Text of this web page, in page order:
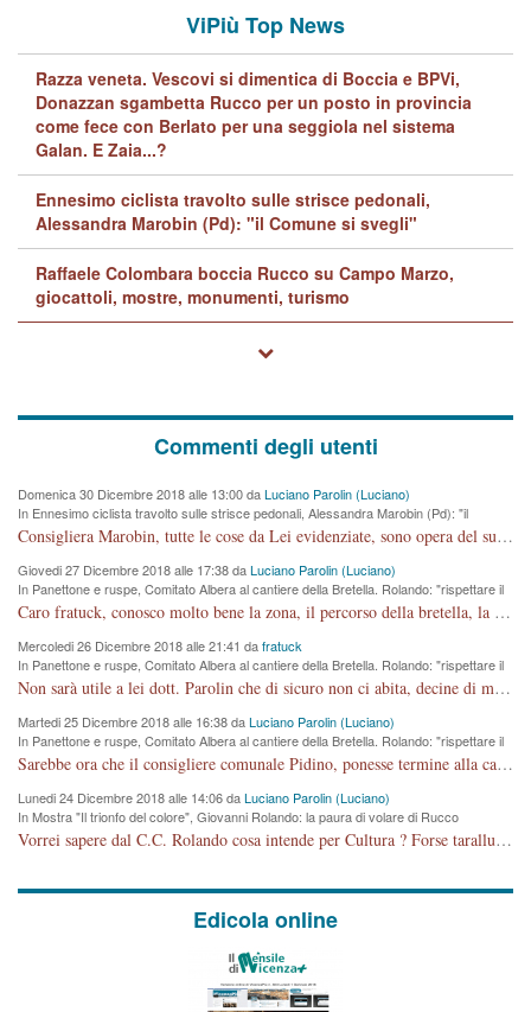
ViPiù Top News
Razza veneta. Vescovi si dimentica di Boccia e BPVi,
Donazzan sgambetta Rucco per un posto in provincia
come fece con Berlato per una seggiola nel sistema
Galan. E Zaia...?
Ennesimo ciclista travolto sulle strisce pedonali,
Alessandra Marobin (Pd): "il Comune si svegli"
Raffaele Colombara boccia Rucco su Campo Marzo,
giocattoli, mostre, monumenti, turismo
Commenti degli utenti
Domenica 30 Dicembre 2018 alle 13:00 daLuciano Parolin (Luciano)
In Ennesimo ciclista travolto sulle strisce pedonali, Alessandra Marobin (Pd): "il
Comune si svegli"
Consigliera Marobin, tutte le cose da Lei evidenziate, sono opera del suo ex Assessore e compagno di Partito Antonio Marco Dalla Pozza Assessore alla "progettazione" di piste ciclabili e altre porcherie. A lui manderei il conto da saldare per incidenti e danni alle persone. E' ora che "finiamola." Avete perso rassegnatevi. qui IL SINDACO RUCCO NON C'ENTRA PER NIENTE. CAPITO!!!!!!!! Amen.
Giovedi 27 Dicembre 2018 alle 17:38 daLuciano Parolin (Luciano)
In Panettone e ruspe, Comitato Albera al cantiere della Bretella. Rolando: "rispettare il
cronoprogramma"
Caro fratuck, conosco molto bene la zona, il percorso della bretella, la situazione dei cittadini, abito in Viale Trento. A partire dal 2003 ho partecipato al Comitato di Maddalene pro bretella, e a riunioni propositive per apportare modifiche al progetto. Numerose mie foto del territorio sono arrivate a Roma, altri miei interventi (non graditi dalla Sx) sono stati pubblicati dal GdV, assieme ad altri come Ciro Asproso, ora favorevole alla bretella. Ho partecipato alla raccolta firme per la chiusura della strada x 5 giorni eseguita dal Sindaco Hullwech per sforamento 180 Micro/g. Pertanto come impegno per la tematica sono apposto con la coscienza. Ora il Progetto è partito, fine! Voglio dire che la nuova Giunta "comunale" non c'entra più. L'opera sarà "malauguratamente" eseguita, ma non con il mio placet. Il Consigliere Comunale dovrebbe capire che la campagna elettorale è finita, con buona pace di tutti. Quello che invece dovrebbe interessare è la proprietà della strada, dall'uscita autostradale Ovest, sino alla Rotatoria dell'Albara, vi sono tre possessori: Autostrade SpA; La Provincia, il Comune. Come la mettiamo per il futuro ? I costi, da 50 sono saliti a 100 milioni di € come dire 20 milioni a KM (!) da non credere. Comunque si farà. Ma nessuno canti Vittoria, anzi meglio non farne un ulteriore fatto "partitico" per questioni elettorali o di seggio. Se mi manda la sua mail, sono disponibile ad inviare i documenti e le foto sopra descritte. Con ossequi, Luciano Parolin
Mercoledi 26 Dicembre 2018 alle 21:41 dafratuck
In Panettone e ruspe, Comitato Albera al cantiere della Bretella. Rolando: "rispettare il
cronoprogramma"
Non sarà utile a lei dott. Parolin che di sicuro non ci abita, decine di migliaia di TIR, automobili e padroncini che passano quotidianamente per una strada appena rotabile, non è più possibile stendere i panni, attraversare la strada senza rischiare la morte, le case stanno crepando, i tempi sono cambiati e la bretella non passerà assolutamente per maddalene (ma cosa sta a dire?!), dia invece responsabilità a chi ha costruito tagliando la strada che doveva invece terminare a isola vicentina e non al moracchino lasciando Motta di Costabissara ancora in panne di traffico. I tempi sono cambiati dottore e se l'anagrafe della vita stagna nell'essere umano impressioni conservatrici, la società non le considera perchè va avanti, si industrializza e ha bisogno di infrastrutture e di sviluppo. Ultima considerazione, se è geloso di Rolando perchè vede in lui solo campagne politiche mentre si difendono i SOLI diritti dei cittadini, la preghiamo faccia considerazioni più appropriate. Saluti e complimenti per i suoi scritti.
Martedi 25 Dicembre 2018 alle 16:38 daLuciano Parolin (Luciano)
In Panettone e ruspe, Comitato Albera al cantiere della Bretella. Rolando: "rispettare il
cronoprogramma"
Sarebbe ora che il consigliere comunale Pidino, ponesse termine alla campagna elettorale nel territorio del suo seggio Villaggio del Sole. La tiraca è iniziata, distruggerà 6 km di prateria ovest della città, ricca di fonti e sorgenti d'acqua. I cittadini di Maddalene non avranno più Pace la notte. Molta colpa per la costruzione di questa Strada è proprio del signor Rolando,dei suoi gazebo mobili e che vuol far passare questa opera VANDALICA come progetto "utile" a chi ? Non è cosa seria sig. Rolando!
Lunedi 24 Dicembre 2018 alle 14:06 daLuciano Parolin (Luciano)
In Mostra "Il trionfo del colore", Giovanni Rolando: la paura di volare di Rucco
Vorrei sapere dal C.C. Rolando cosa intende per Cultura ? Forse tarallucci, vino e sagre, o spaghetti tricolori del PD ? Il continuo (s)parlare della mostra a Palazzo Chiericati caro consigliere DANNEGGIA FORTEMENTE l'immagine della città TUTTA e fa deviare i consensi che in RUSSIA (badi bene ex U.R.S.S.) sono ECCELLENTI. A livello artistico l'evento è di alta Valenza culturale, COMPITO di Tutta la Cittadinanza fare il possibile per propagandare l'iniziativa senza farne UN CASO PARTITICO come fa Lei da sempre. Meno Gazebo + Partecipazione! E così sia. Amen.
Edicola online